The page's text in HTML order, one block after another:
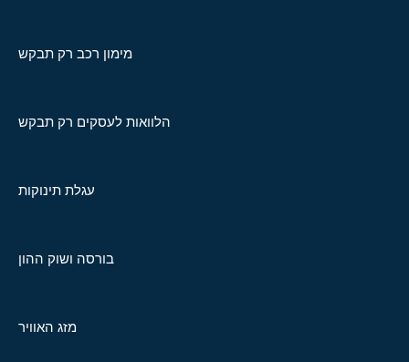
מימון רכב רק תבקש
הלוואות לעסקים רק תבקש
עגלת תינוקות
בורסה ושוק ההון
מזג האוויר